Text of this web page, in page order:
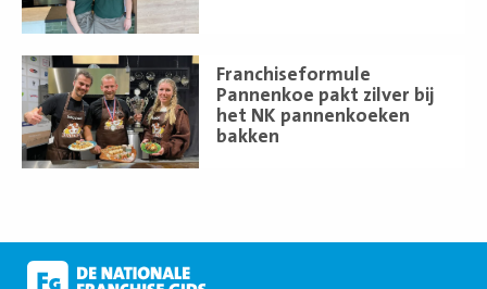
Franchiseformule
Pannenkoe pakt zilver bij
het NK pannenkoeken
bakken
Lees
meer